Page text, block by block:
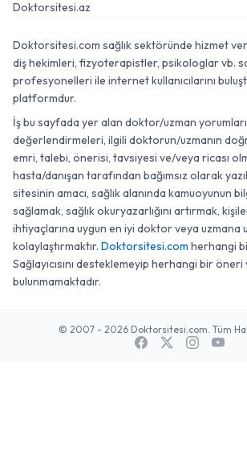
Doktorsitesi.az
Doktorsitesi.com sağlık sektöründe hizmet
diş hekimleri, fizyoterapistler, psikologlar vb.
profesyonelleri ile internet kullanıcılarını
platformdur.
İş bu sayfada yer alan doktor/uzman
değerlendirmeleri, ilgili doktorun/uzmanın
emri, talebi, önerisi, tavsiyesi ve/veya ricası
hasta/danışan tarafından bağımsız olarak
sitesinin amacı, sağlık alanında kamuoyunun
sağlamak, sağlık okuryazarlığını artırmak,
ihtiyaçlarına uygun en iyi doktor veya uzmana
kolaylaştırmaktır. Doktorsitesi.com herhangi
Sağlayıcısını desteklemeyip herhangi bir
bulunmamaktadır.
© 2007 - 2026 Doktorsitesi.com. Tüm